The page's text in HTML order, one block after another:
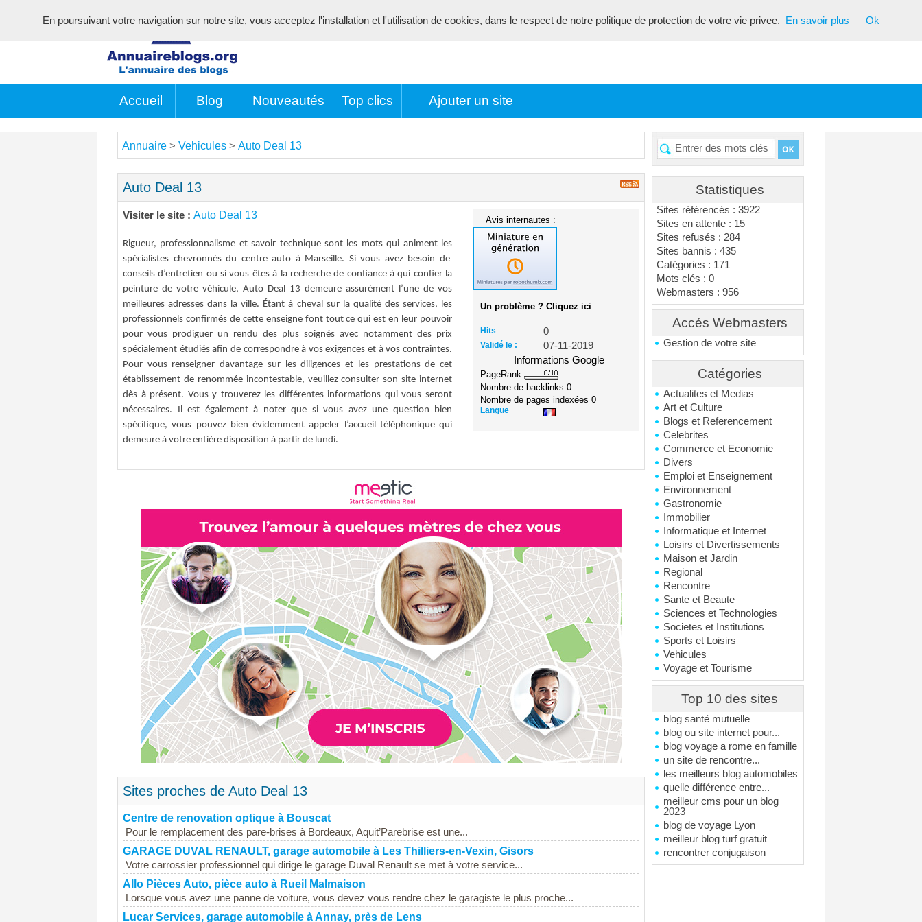
Accueil Blog Nouveautés Top clics Ajouter un site
Statistiques
Sites référencés : 3922
Sites en attente : 15
Sites refusés : 284
Sites bannis : 435
Catégories : 171
Mots clés : 0
Webmasters : 956
Accés Webmasters
Gestion de votre site
Catégories
Actualites et Medias
Art et Culture
Blogs et Referencement
Celebrites
Commerce et Economie
Divers
Emploi et Enseignement
Environnement
Gastronomie
Immobilier
Informatique et Internet
Loisirs et Divertissements
Maison et Jardin
Regional
Rencontre
Sante et Beaute
Sciences et Technologies
Societes et Institutions
Sports et Loisirs
Vehicules
Voyage et Tourisme
Top 10 des sites
blog santé mutuelle
blog ou site internet pour...
blog voyage a rome en famille
un site de rencontre...
les meilleurs blog automobiles
quelle différence entre...
meilleur cms pour un blog
2023
blog de voyage Lyon
meilleur blog turf gratuit
rencontrer conjugaison
Annuaire > Vehicules > Auto Deal 13
Auto Deal 13
Visiter le site : Auto Deal 13
Rigueur, professionnalisme et savoir technique sont les mots qui animent les
spécialistes chevronnés du centre auto à Marseille. Si vous avez besoin de
conseils d’entretien ou si vous êtes à la recherche de confiance à qui confier la
peinture de votre véhicule, Auto Deal 13 demeure assurément l’une de vos
meilleures adresses dans la ville. Étant à cheval sur la qualité des services, les
professionnels confirmés de cette enseigne font tout ce qui est en leur pouvoir
pour vous prodiguer un rendu des plus soignés avec notamment des prix
spécialement étudiés afin de correspondre à vos exigences et à vos contraintes.
Pour vous renseigner davantage sur les diligences et les prestations de cet
établissement de renommée incontestable, veuillez consulter son site internet
dès à présent. Vous y trouverez les différentes informations qui vous seront
nécessaires. Il est également à noter que si vous avez une question bien
spécifique, vous pouvez bien évidemment appeler l’accueil téléphonique qui
demeure à votre entière disposition à partir de lundi.
Avis internautes :
Un problème ? Cliquez ici
Hits 0
Validé le :
07-11-2019
Informations Google
PageRank
Nombre de backlinks0
Nombre de pages indexées0
Langue
Sites proches de Auto Deal 13
Centre de renovation optique à Bouscat
Pour le remplacement des pare-brises à Bordeaux, Aquit’Parebrise est une...
GARAGE DUVAL RENAULT, garage automobile à Les Thilliers-en-Vexin, Gisors
Votre carrossier professionnel qui dirige le garage Duval Renault se met à votre service...
Allo Pièces Auto, pièce auto à Rueil Malmaison
Lorsque vous avez une panne de voiture, vous devez vous rendre chez le garagiste le plus proche...
Lucar Services, garage automobile à Annay, près de Lens
En poursuivant votre navigation sur notre site, vous acceptez l'installation et l'utilisation de cookies, dans le respect de notre politique de protection de votre vie privee. En savoir plus Ok